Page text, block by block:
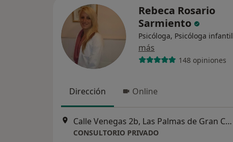
Rebeca Rosario
Sarmiento
Psicóloga, Psicóloga infantil
más
148 opiniones
Dirección Online
Calle Venegas 2b, Las Palmas de Gran Canaria
CONSULTORIO PRIVADO